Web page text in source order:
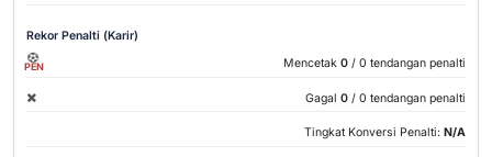
Rekor Penalti (Karir)
PEN Mencetak 0 / 0 tendangan penalti
Gagal 0 / 0 tendangan penalti
Tingkat Konversi Penalti: N/A